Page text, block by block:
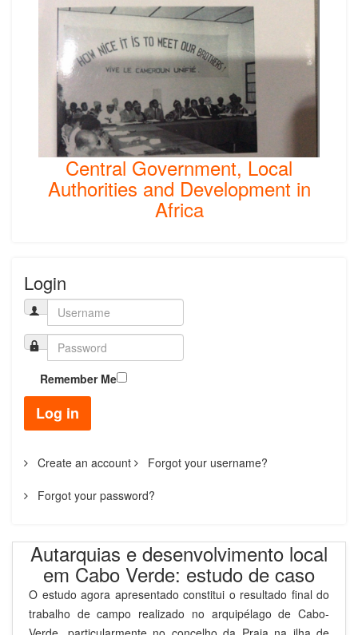
Central Government, Local
Authorities and Development in
Africa
Login
Remember Me
Log in
Create an account Forgot your username?
Forgot your password?
Autarquias e desenvolvimento local
em Cabo Verde: estudo de caso
O estudo agora apresentado constitui o resultado final do
trabalho de campo realizado no arquipélago de Cabo-